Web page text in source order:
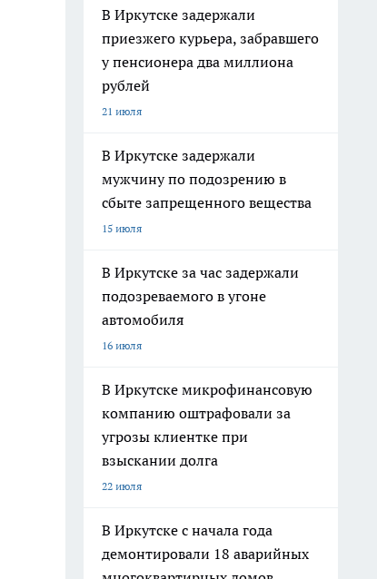
В Иркутске задержали
приезжего курьера, забравшего
у пенсионера два миллиона
рублей
21 июля
В Иркутске задержали
мужчину по подозрению в
сбыте запрещенного вещества
15 июля
В Иркутске за час задержали
подозреваемого в угоне
автомобиля
16 июля
В Иркутске микрофинансовую
компанию оштрафовали за
угрозы клиентке при
взыскании долга
22 июля
В Иркутске с начала года
демонтировали 18 аварийных